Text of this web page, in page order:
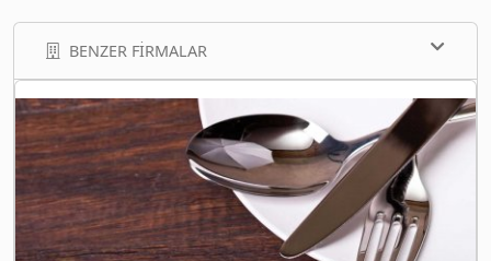
BENZER FIRMALAR